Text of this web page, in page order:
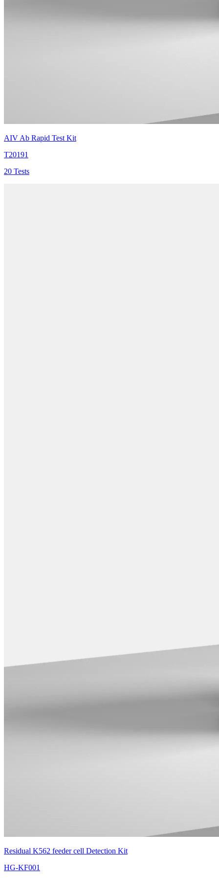
AIV Ab Rapid Test Kit
T20191
20 Tests
Residual K562 feeder cell Detection Kit
HG-KF001